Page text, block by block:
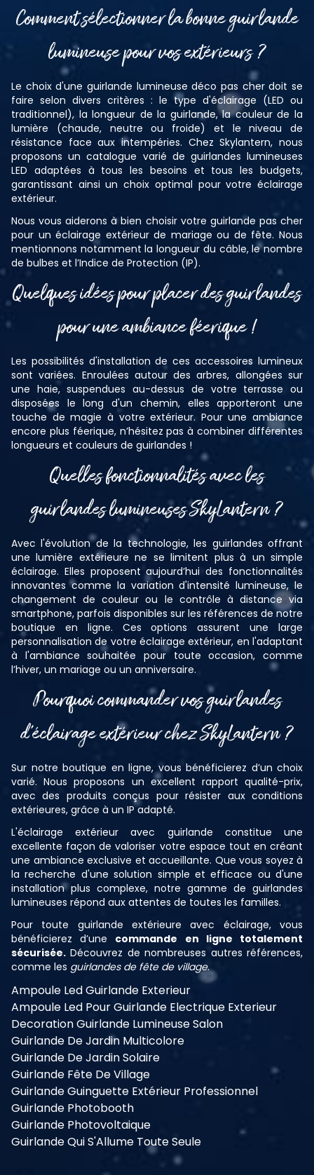
Comment sélectionner la bonne guirlande
lumineuse pour vos extérieurs ?
Le choix d'une guirlande lumineuse déco pas cher doit se
faire selon divers critères : le type d'éclairage (LED ou
traditionnel), la longueur de la guirlande, la couleur de la
lumière (chaude, neutre ou froide) et le niveau de
résistance face aux intempéries. Chez Skylantern, nous
proposons un catalogue varié de guirlandes lumineuses
LED adaptées à tous les besoins et tous les budgets,
garantissant ainsi un choix optimal pour votre éclairage
extérieur.
Nous vous aiderons à bien choisir votre guirlande pas cher
pour un éclairage extérieur de mariage ou de fête. Nous
mentionnons notamment la longueur du câble, le nombre
de bulbes et l’Indice de Protection (IP).
Quelques idées pour placer des guirlandes
pour une ambiance féerique !
Les possibilités d'installation de ces accessoires lumineux
sont variées. Enroulées autour des arbres, allongées sur
une haie, suspendues au-dessus de votre terrasse ou
disposées le long d'un chemin, elles apporteront une
touche de magie à votre extérieur. Pour une ambiance
encore plus féerique, n’hésitez pas à combiner différentes
longueurs et couleurs de guirlandes !
Quelles fonctionnalités avec les
guirlandes lumineuses SkyLantern ?
Avec l'évolution de la technologie, les guirlandes offrant
une lumière extérieure ne se limitent plus à un simple
éclairage. Elles proposent aujourd’hui des fonctionnalités
innovantes comme la variation d'intensité lumineuse, le
changement de couleur ou le contrôle à distance via
smartphone, parfois disponibles sur les références de notre
boutique en ligne. Ces options assurent une large
personnalisation de votre éclairage extérieur, en l'adaptant
à l'ambiance souhaitée pour toute occasion, comme
l’hiver, un mariage ou un anniversaire.
Pourquoi commander vos guirlandes
d’éclairage extérieur chez SkyLantern ?
Sur notre boutique en ligne, vous bénéficierez d’un choix
varié. Nous proposons un excellent rapport qualité-prix,
avec des produits conçus pour résister aux conditions
extérieures, grâce à un IP adapté.
L'éclairage extérieur avec guirlande constitue une
excellente façon de valoriser votre espace tout en créant
une ambiance exclusive et accueillante. Que vous soyez à
la recherche d'une solution simple et efficace ou d'une
installation plus complexe, notre gamme de guirlandes
lumineuses répond aux attentes de toutes les familles.
Pour toute guirlande extérieure avec éclairage, vous
bénéficierez d’une commande en ligne totalement
sécurisée. Découvrez de nombreuses autres références,
comme les guirlandes de fête de village.
Ampoule Led Guirlande Exterieur
Ampoule Led Pour Guirlande Electrique Exterieur
Decoration Guirlande Lumineuse Salon
Guirlande De Jardin Multicolore
Guirlande De Jardin Solaire
Guirlande Fête De Village
Guirlande Guinguette Extérieur Professionnel
Guirlande Photobooth
Guirlande Photovoltaique
Guirlande Qui S'Allume Toute Seule